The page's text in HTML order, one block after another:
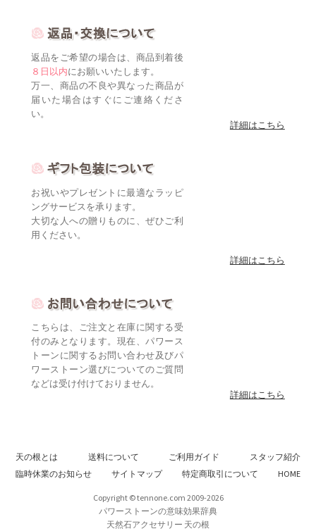
返品をご希望の場合は、商品到着後
８日以内にお願いいたします。
万一、商品の不良や異なった商品が
届いた場合はすぐにご連絡くださ
い。
詳細はこちら
お祝いやプレゼントに最適なラッピ
ングサービスを承ります。
大切な人への贈りものに、ぜひご利
用ください。
詳細はこちら
こちらは、ご注文と在庫に関する受
付のみとなります。現在、パワース
トーンに関するお問い合わせ及びパ
ワーストーン選びについてのご質問
などは受け付けておりません。
詳細はこちら
天の根とは 送料について ご利用ガイド
スタッフ紹介
臨時休業のお知らせ
サイトマップ 特定商取引について HOME
Copyright © tennone.com 2009-2026
パワーストーンの意味効果辞典
天然石アクセサリー 天の根